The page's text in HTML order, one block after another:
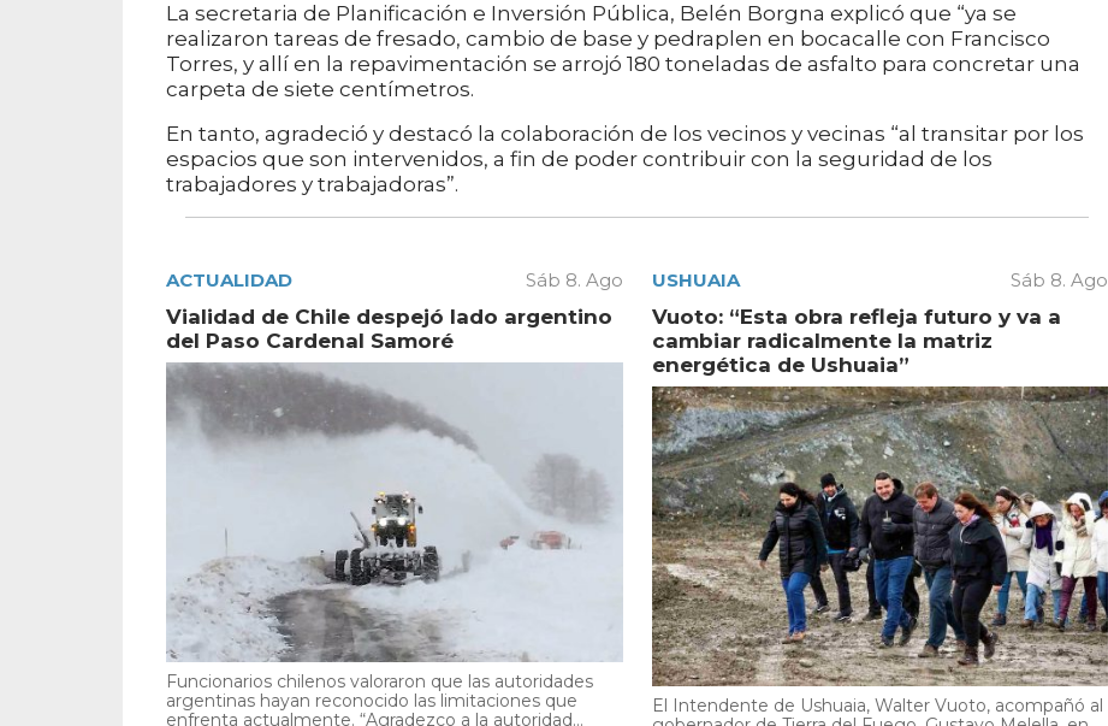
La secretaria de Planificación e Inversión Pública, Belén Borgna explicó que “ya se
realizaron tareas de fresado, cambio de base y pedraplen en bocacalle con Francisco
Torres, y allí en la repavimentación se arrojó 180 toneladas de asfalto para concretar una
carpeta de siete centímetros.
En tanto, agradeció y destacó la colaboración de los vecinos y vecinas “al transitar por los
espacios que son intervenidos, a fin de poder contribuir con la seguridad de los
trabajadores y trabajadoras”.
ACTUALIDAD Sáb 8. Ago
Vialidad de Chile despejó lado argentino
del Paso Cardenal Samoré
Funcionarios chilenos valoraron que las autoridades
argentinas hayan reconocido las limitaciones que
enfrenta actualmente. “Agradezco a la autoridad...
USHUAIA Sáb 8. Ago
Vuoto: “Esta obra refleja futuro y va a
cambiar radicalmente la matriz
energética de Ushuaia”
El Intendente de Ushuaia, Walter Vuoto, acompañó al